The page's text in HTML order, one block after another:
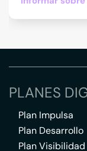
PLANES
Plan Impulsa
Plan Desarrollo
Plan Visibilidad